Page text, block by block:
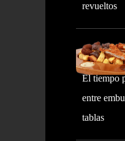
revueltos
El tiempo
entre
tablas